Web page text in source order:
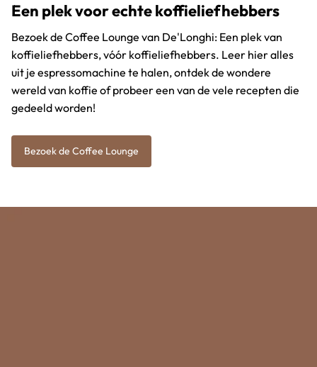
Een plek voor echte koffieliefhebbers
Bezoek de Coffee Lounge van De'Longhi: Een plek van
koffieliefhebbers, vóór koffieliefhebbers. Leer hier alles
uit je espressomachine te halen, ontdek de wondere
wereld van koffie of probeer een van de vele recepten die
gedeeld worden!
Bezoek de Coffee Lounge